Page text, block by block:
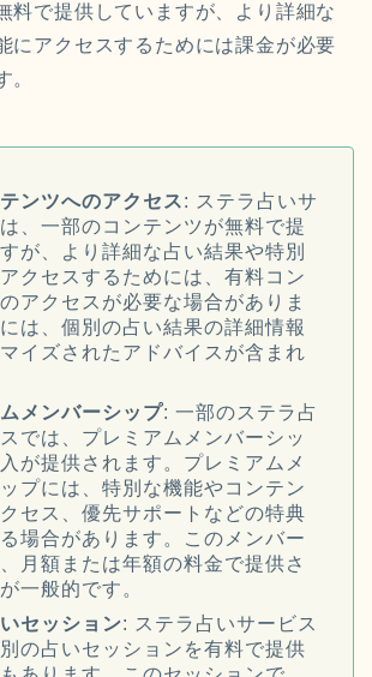
料で提供していますが、より詳細な
にアクセスするためには課金が必要
。
ンツへのアクセス: ステラ占いサ
、一部のコンテンツが無料で提
が、より詳細な占い結果や特別
クセスするためには、有料コン
アクセスが必要な場合がありま
は、個別の占い結果の詳細情報
イズされたアドバイスが含まれ
メンバーシップ: 一部のステラ占
では、プレミアムメンバーシッ
が提供されます。プレミアムメ
プには、特別な機能やコンテン
セス、優先サポートなどの特典
場合があります。このメンバー
月額または年額の料金で提供さ
一般的です。
セッション: ステラ占いサービス
の占いセッションを有料で提供